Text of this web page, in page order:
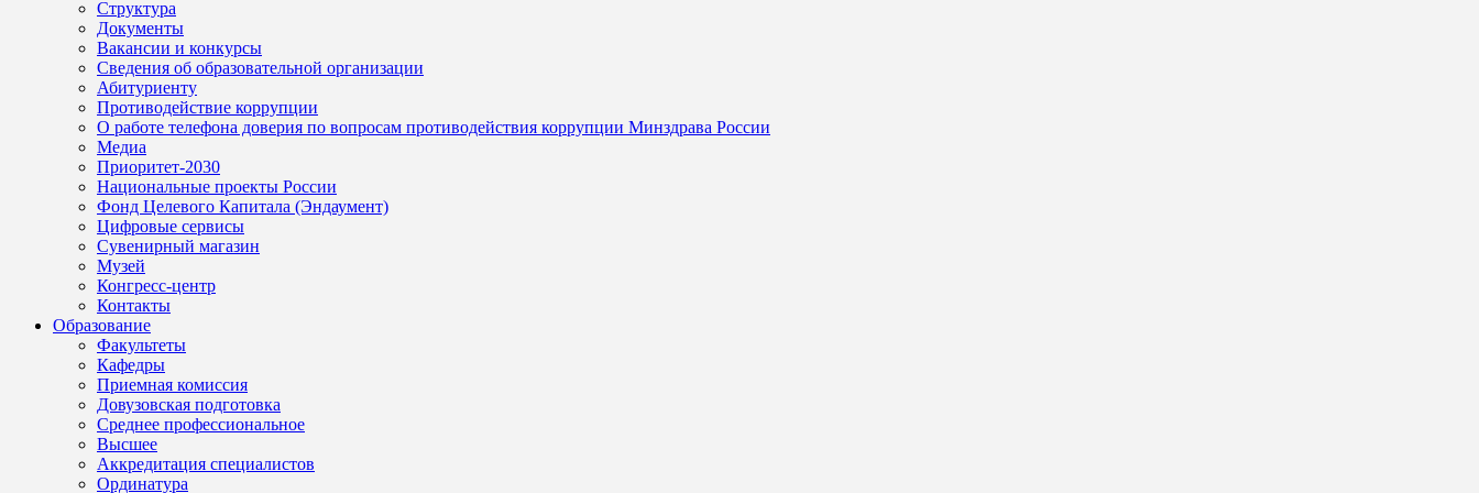
Структура
Документы
Вакансии и конкурсы
Сведения об образовательной организации
Абитуриенту
Противодействие коррупции
О работе телефона доверия по вопросам противодействия коррупции Минздрава России
Медиа
Приоритет-2030
Национальные проекты России
Фонд Целевого Капитала (Эндаумент)
Цифровые сервисы
Сувенирный магазин
Музей
Конгресс-центр
Контакты
Образование
Факультеты
Кафедры
Приемная комиссия
Довузовская подготовка
Среднее профессиональное
Высшее
Аккредитация специалистов
Ординатура